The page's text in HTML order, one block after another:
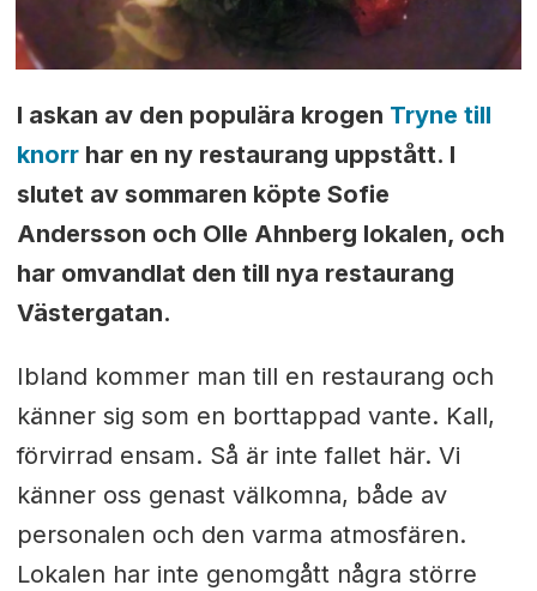
I askan av den populära krogen Tryne till
knorrhar en ny restaurang uppstått. I
slutet av sommaren köpte Sofie
Andersson och Olle Ahnberg lokalen, och
har omvandlat den till nya restaurang
Västergatan.
Ibland kommer man till en restaurang och
känner sig som en borttappad vante. Kall,
förvirrad ensam. Så är inte fallet här. Vi
känner oss genast välkomna, både av
personalen och den varma atmosfären.
Lokalen har inte genomgått några större